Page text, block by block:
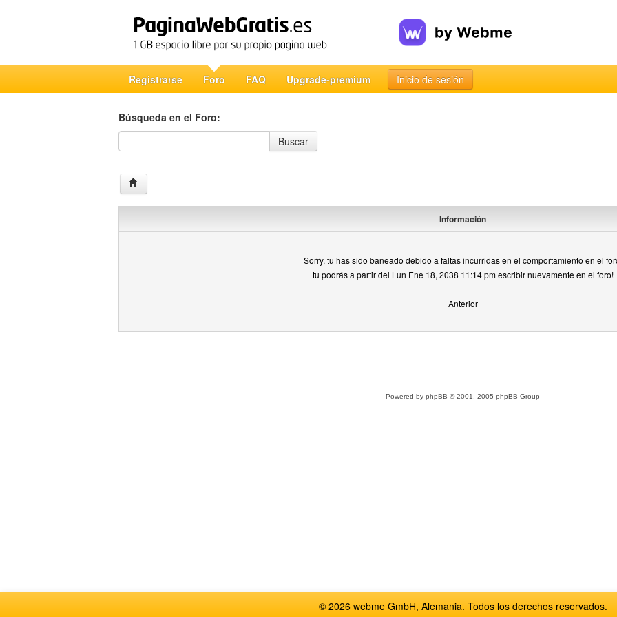
Registrarse Foro FAQ Upgrade-premium Inicio de sesión
Búsqueda en el Foro:
Búsqueda en el Foro
Buscar
Información
Sorry, tu has sido baneado debido a faltas incurridas en el comportamiento en el
tu podrás a partir del Lun Ene 18, 2038 11:14 pm escribir nuevamente en el foro!
Anterior
Powered by phpBB © 2001, 2005 phpBB Group
© 2026 webme GmbH, Alemania. Todos los derechos reservados.